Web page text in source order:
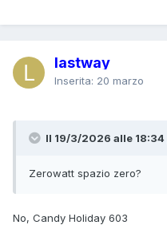
lastway
Inserita: 20 marzo
Il 19/3/2026 alle
Zerowatt spazio zero?
No, Candy Holiday 603